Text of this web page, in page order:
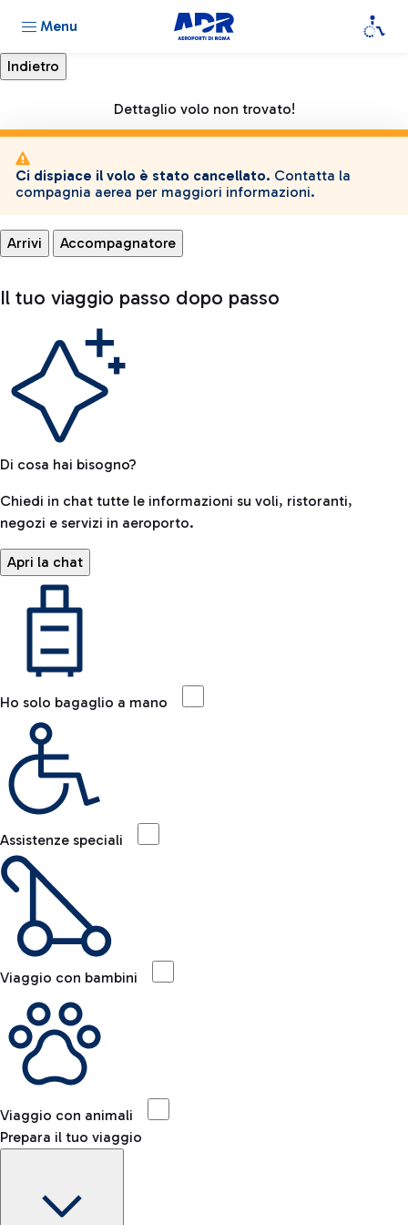
Menu
Dettaglio volo non trovato!
Ci dispiace il volo è stato cancellato. Contatta la
compagnia aerea per maggiori informazioni.
Arrivi Accompagnatore
Il tuo viaggio passo dopo passo
Di cosa hai bisogno?
Chiedi in chat tutte le informazioni su voli, ristoranti,
negozi e servizi in aeroporto.
Apri la chat
Ho solo bagaglio a mano
Assistenze speciali
Viaggio con bambini
Viaggio con animali
Prepara il tuo viaggio